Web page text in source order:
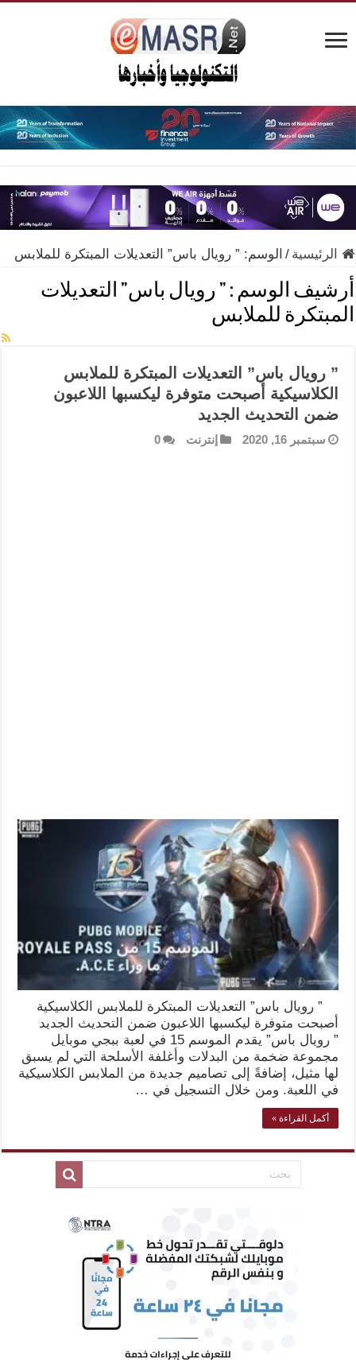
الرئيسية / الوسم: ” رويال باس” التعديلات المبتكرة للملابس
أرشيف الوسم : ” رويال باس” التعديلات
المبتكرة للملابس
” رويال باس” التعديلات المبتكرة للملابس
الكلاسيكية أصبحت متوفرة ليكسبها اللاعبون
ضمن التحديث الجديد
سبتمبر 16, 2020 إنترنت 0
” رويال باس” التعديلات المبتكرة للملابس الكلاسيكية
أصبحت متوفرة ليكسبها اللاعبون ضمن التحديث الجديد
” رويال باس” يقدم الموسم 15 في لعبة ببجي موبايل
مجموعة ضخمة من البدلات وأغلفة الأسلحة التي لم يسبق
لها مثيل، إضافةً إلى تصاميم جديدة من الملابس الكلاسيكية
في اللعبة. ومن خلال التسجيل في …
أكمل القراءة »